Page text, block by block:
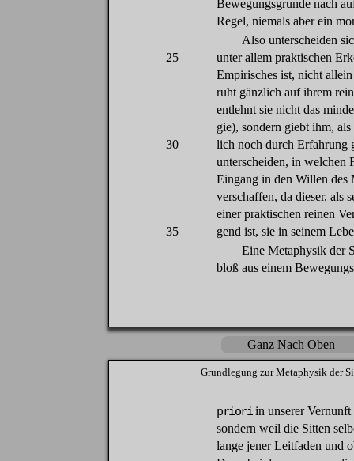
Bewegungsgrunde nach
Regel, niemals aber ein
Also unterscheiden
25
unterallem praktischen
Empirisches ist, nicht allein
ruht gänzlich auf ihrem
entlehnt sie nicht das
gie), sondern giebt ihm, als
30
lich noch durch Erfahrung
unterscheiden, in welchen
Eingang in den Willen des
verschaffen, da dieser, als
einerpraktischen reinen
35
gend ist, sie in seinem
Eine Metaphysik der
bloß aus einem
Ganz Nach Oben
Grundlegung zurMetaphysik der
priori inunserer Vernunft
sondern weil die Sitten
lange jener Leitfaden und